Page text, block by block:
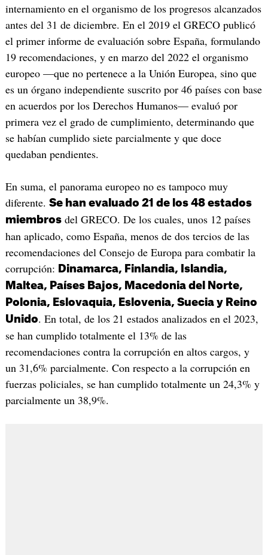
internamiento en el organismo de los progresos alcanzados
antes del 31 de diciembre. En el 2019 el GRECO publicó
el primer informe de evaluación sobre España, formulando
19 recomendaciones, y en marzo del 2022 el organismo
europeo —que no pertenece a la Unión Europea, sino que
es un órgano independiente suscrito por 46 países con base
en acuerdos por los Derechos Humanos— evaluó por
primera vez el grado de cumplimiento, determinando que
se habían cumplido siete parcialmente y que doce
quedaban pendientes.
En suma, el panorama europeo no es tampoco muy
diferente. Se han evaluado 21 de los 48 estados
miembrosdel GRECO. De los cuales, unos 12 países
han aplicado, como España, menos de dos tercios de las
recomendaciones del Consejo de Europa para combatir la
corrupción: Dinamarca, Finlandia, Islandia,
Maltea, Países Bajos, Macedonia del Norte,
Polonia, Eslovaquia, Eslovenia, Suecia y Reino
Unido. En total, de los 21 estados analizados en el 2023,
se han cumplido totalmente el 13% de las
recomendaciones contra la corrupción en altos cargos, y
un 31,6% parcialmente. Con respecto a la corrupción en
fuerzas policiales, se han cumplido totalmente un 24,3% y
parcialmente un 38,9%.